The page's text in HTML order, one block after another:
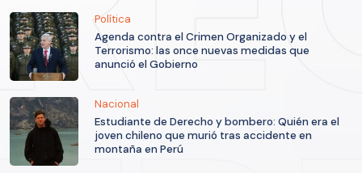
Política
Agenda contra el Crimen Organizado y el
Terrorismo: las once nuevas medidas que
anunció el Gobierno
Nacional
Estudiante de Derecho y bombero: Quién era el
joven chileno que murió tras accidente en
montaña en Perú